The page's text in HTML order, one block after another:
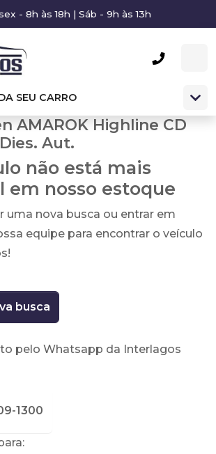
- 8h às 18h | Sáb - 9h às 13h
SEU CARRO
AMAROK Highline CD
Aut.
não está mais
em nosso estoque
uma nova busca ou entrar em
equipe para encontrar o veículo
busca
pelo Whatsapp da Interlagos
1300